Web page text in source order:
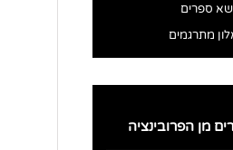
ספרים
מתרגמים
מן הפרובינציה